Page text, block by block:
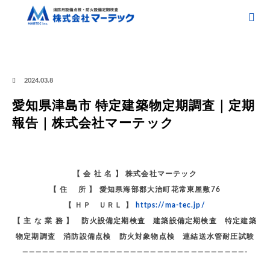
ブログ
愛知県津島市 特定建築物定期調査｜定期報告｜株式会社マーテック
2024.03.8
愛知県津島市 特定建築物定期調査｜定期
報告｜株式会社マーテック
【 会 社 名 】 株式会社マーテック
【 住 所 】 愛知県海部郡大治町花常東屋敷76
【 ＨＰ ＵＲＬ 】 https://ma-tec.jp/
【 主 な 業 務 】 防火設備定期検査 建築設備定期検査 特定建築
物定期調査 消防設備点検 防火対象物点検 連結送水管耐圧試験
—————————————————————————————————-